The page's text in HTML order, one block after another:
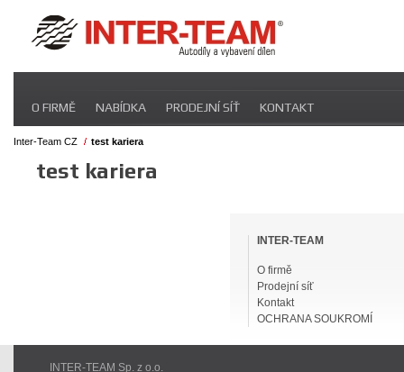
Přeskočit
navigaci
O FIRMĚ NABÍDKA PRODEJNÍ SÍŤ KONTAKT
Inter-Team CZ test kariera
test kariera
navigaciINTER-TEAM
O firmě
Prodejní síť
Kontakt
OCHRANA SOUKROMÍ
INTER-TEAM Sp. z o.o.